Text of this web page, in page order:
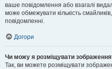
ваше повідомлення або взагалі
може обмежувати кількість
повідомленні.
Догори
Чи можу я розміщувати
Так, ви можете розміщувати